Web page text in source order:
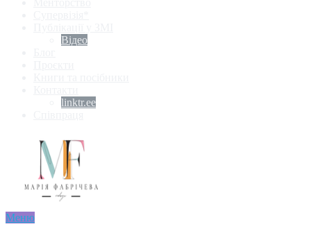
Відео
linktr.ee
Меню